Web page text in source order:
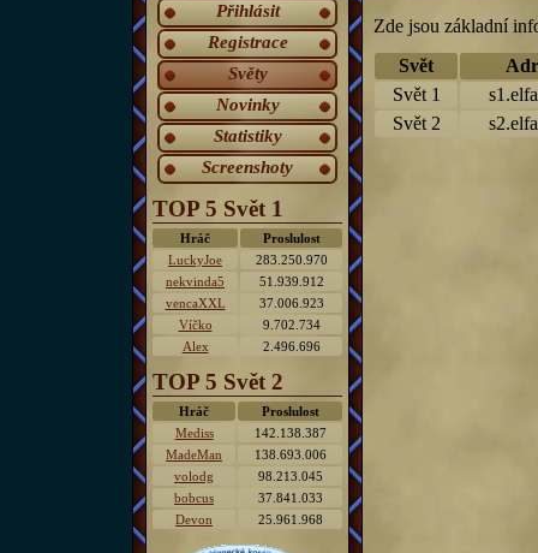
Přihlásit
Registrace
Světy
Novinky
Statistiky
Screenshoty
TOP 5 Svět 1
Hráč
Proslulost
LuckyJoe
283.250.970
nekvinda5
51.939.912
vencaXXL
37.006.923
Víčko
9.702.734
Alex
2.496.696
TOP 5 Svět 2
Hráč
Proslulost
Mediss
142.138.387
MadeMan
138.693.006
volodg
98.213.045
bobcus
37.841.033
Devon
25.961.968
Zde jsou základní
Svět
Svět 1
Svět 2